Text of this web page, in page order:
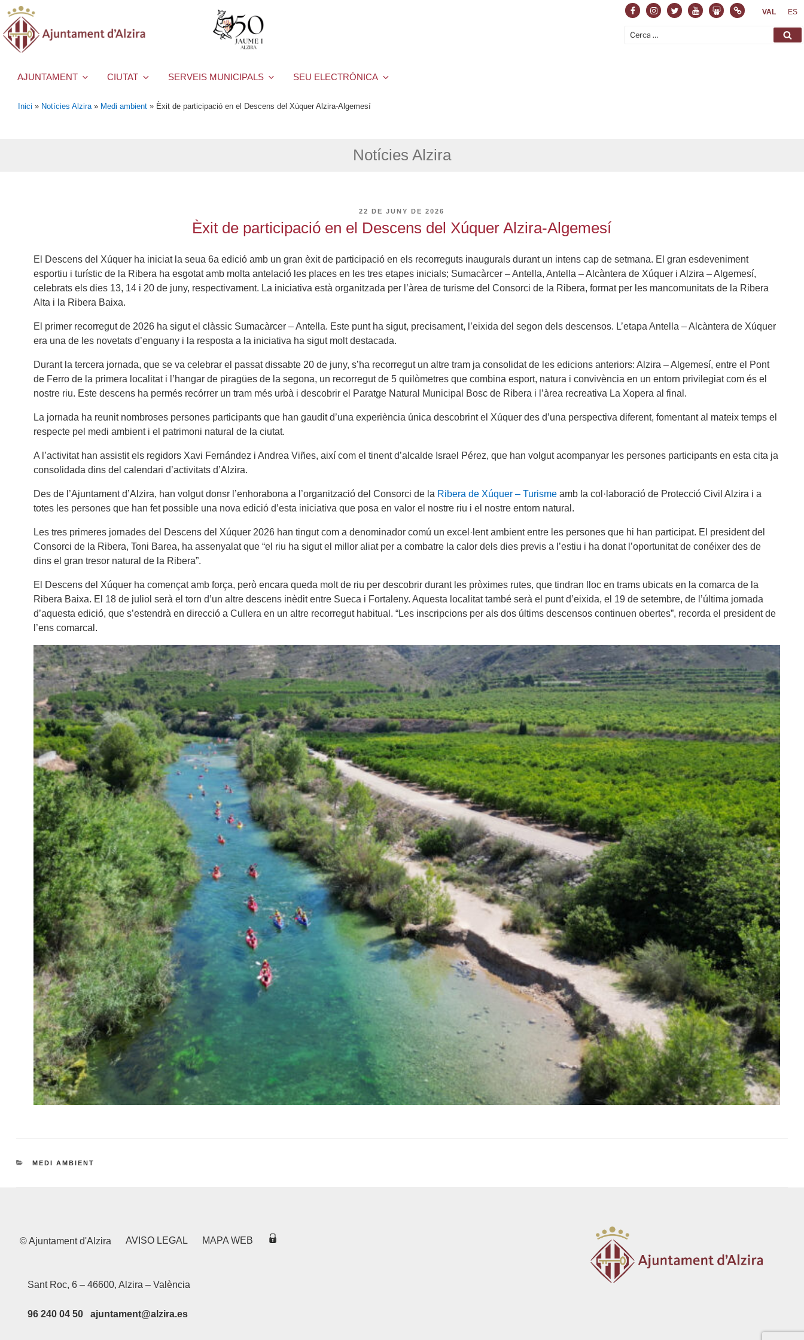
FacebookInstagram
TwitterYoutubeSlideshare
NormasVAL ES
Cerca:
AJUNTAMENT CIUTAT SERVEIS MUNICIPALS SEU ELECTRÒNICA
Inici » Notícies Alzira » Medi ambient » Èxit de participació en el Descens del Xúquer Alzira-Algemesí
Notícies Alzira
PUBLICAT
22 DE JUNY DE 2026
Èxit de participació en el Descens del Xúquer Alzira-Algemesí
El Descens del Xúquer ha iniciat la seua 6a edició amb un gran èxit de participació en els recorreguts inaugurals durant un intens cap de setmana. El gran esdeveniment
esportiu i turístic de la Ribera ha esgotat amb molta antelació les places en les tres etapes inicials; Sumacàrcer – Antella, Antella – Alcàntera de Xúquer i Alzira – Algemesí,
celebrats els dies 13, 14 i 20 de juny, respectivament. La iniciativa està organitzada per l’àrea de turisme del Consorci de la Ribera, format per les mancomunitats de la Ribera
Alta i la Ribera Baixa.
El primer recorregut de 2026 ha sigut el clàssic Sumacàrcer – Antella. Este punt ha sigut, precisament, l’eixida del segon dels descensos. L’etapa Antella – Alcàntera de Xúquer
era una de les novetats d’enguany i la resposta a la iniciativa ha sigut molt destacada.
Durant la tercera jornada, que se va celebrar el passat dissabte 20 de juny, s’ha recorregut un altre tram ja consolidat de les edicions anteriors: Alzira – Algemesí, entre el Pont
de Ferro de la primera localitat i l’hangar de piragües de la segona, un recorregut de 5 quilòmetres que combina esport, natura i convivència en un entorn privilegiat com és el
nostre riu. Este descens ha permés recórrer un tram més urbà i descobrir el Paratge Natural Municipal Bosc de Ribera i l’àrea recreativa La Xopera al final.
La jornada ha reunit nombroses persones participants que han gaudit d’una experiència única descobrint el Xúquer des d’una perspectiva diferent, fomentant al mateix temps el
respecte pel medi ambient i el patrimoni natural de la ciutat.
A l’activitat han assistit els regidors Xavi Fernández i Andrea Viñes, així com el tinent d’alcalde Israel Pérez, que han volgut acompanyar les persones participants en esta cita ja
consolidada dins del calendari d’activitats d’Alzira.
Des de l’Ajuntament d’Alzira, han volgut donsr l’enhorabona a l’organització del Consorci de la Ribera de Xúquer – Turismeamb la col·laboració de Protecció Civil Alzira i a
totes les persones que han fet possible una nova edició d’esta iniciativa que posa en valor el nostre riu i el nostre entorn natural.
Les tres primeres jornades del Descens del Xúquer 2026 han tingut com a denominador comú un excel·lent ambient entre les persones que hi han participat. El president del
Consorci de la Ribera, Toni Barea, ha assenyalat que “el riu ha sigut el millor aliat per a combatre la calor dels dies previs a l’estiu i ha donat l’oportunitat de conéixer des de
dins el gran tresor natural de la Ribera”.
El Descens del Xúquer ha començat amb força, però encara queda molt de riu per descobrir durant les pròximes rutes, que tindran lloc en trams ubicats en la comarca de la
Ribera Baixa. El 18 de juliol serà el torn d’un altre descens inèdit entre Sueca i Fortaleny. Aquesta localitat també serà el punt d’eixida, el 19 de setembre, de l’última jornada
d’aquesta edició, que s’estendrà en direcció a Cullera en un altre recorregut habitual. “Les inscripcions per als dos últims descensos continuen obertes”, recorda el president de
l’ens comarcal.
CATEGORIES
MEDI AMBIENT
© Ajuntament d'Alzira AVISO LEGAL MAPA WEB
Sant Roc, 6 – 46600, Alzira – València
96 240 04 50 ajuntament@alzira.es